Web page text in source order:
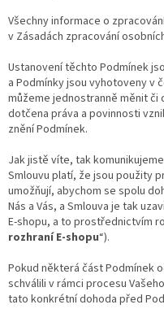
Všechny informace o
v Zásadách zpracování
Ustanovení těchto Podmínek
a Podmínky jsou vyhotoveny v
můžeme jednostranně měnit
dotčena práva a povinnosti
znění Podmínek.
Jak jistě víte, tak
Smlouvu platí, že jsou použity
umožňují, abychom se spolu
Nás a Vás, a Smlouva je tak
E-shopu, a to prostřednictvím
rozhraní E-shopu“).
Pokud některá část Podmínek
schválili v rámci procesu
tato konkrétní dohoda před